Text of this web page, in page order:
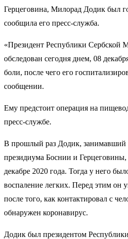
Герцеговина, Милорад Додик был
сообщила его пресс-служба.
«Президент Республики Сербской
обследован сегодня днем, 08
боли, после чего его
сообщении.
Ему предстоит операция на
пресс-службе.
В прошлый раз Додик, занимавший
президиума Боснии и
декабре 2020 года. Тогда у него
воспаление легких. Перед этим он
после того, как контактировал с
обнаружен коронавирус.
Додик был президентом